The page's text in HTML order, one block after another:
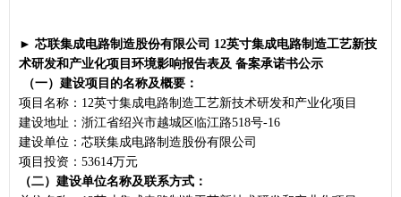
► 芯联集成电路制造股份有限公司 12英寸集成电路制造工艺新技
术研发和产业化项目环境影响报告表及 备案承诺书公示
（一）建设项目的名称及概要：
项目名称：12英寸集成电路制造工艺新技术研发和产业化项目
建设地址：浙江省绍兴市越城区临江路518号-16
建设单位：芯联集成电路制造股份有限公司
项目投资：53614万元
（二）建设单位名称及联系方式：